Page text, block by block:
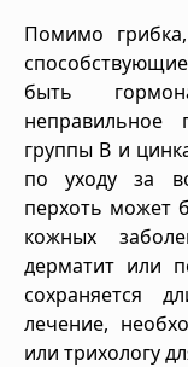
Помимо
быть
неправильное
группы B и
по уходу за
перхоть может
кожных
дерматит или
сохраняется
лечение,
или трихологу